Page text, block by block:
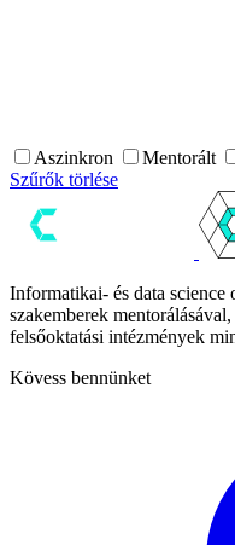
Aszinkron Mentorált
Szűrők törlése
Informatikai- és data science
szakemberek
felsőoktatási intézmények
Kövess bennünket